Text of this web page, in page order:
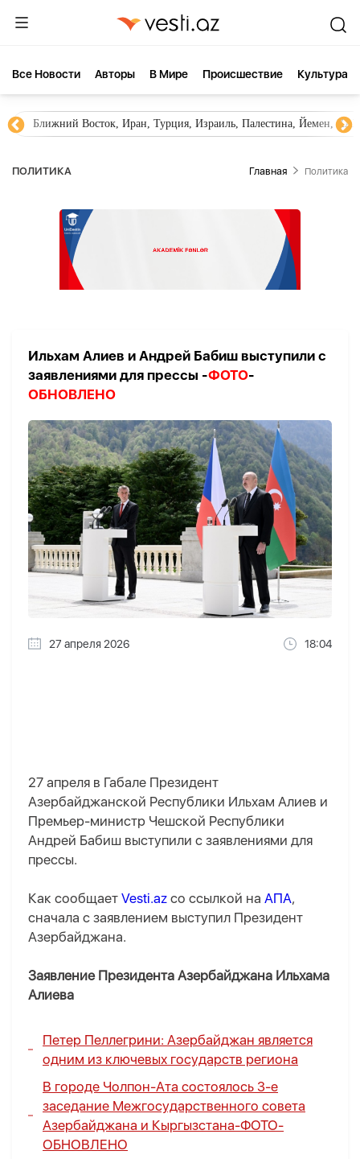
Все Новости Aвторы В Мире Происшествие Культура
Ближний Восток, Иран, Турция, Израиль, Палестина, Йемен,
ПОЛИТИКА Главная Политика
Ильхам Алиев и Андрей Бабиш выступили с
заявлениями для прессы -ФОТО-
ОБНОВЛЕНО
27 апреля 2026 18:04
27 апреля в Габале Президент
Азербайджанской Республики Ильхам Алиев и
Премьер-министр Чешской Республики
Андрей Бабиш выступили с заявлениями для
прессы.
Как сообщает Vesti.az со ссылкой на АПА,
сначала с заявлением выступил Президент
Азербайджана.
Заявление Президента Азербайджана Ильхама
Алиева
Петер Пеллегрини: Азербайджан является
одним из ключевых государств региона
В городе Чолпон-Ата состоялось 3-е
заседание Межгосударственного совета
Азербайджана и Кыргызстана-ФОТО-
ОБНОВЛЕНО